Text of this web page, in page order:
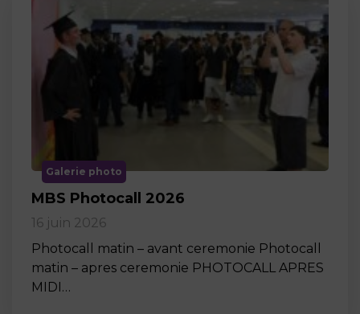
Galerie photo
MBS Photocall 2026
16 juin 2026
Photocall matin – avant ceremonie Photocall
matin – apres ceremonie PHOTOCALL APRES
MIDI…